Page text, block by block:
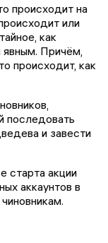
происходит на
или
как
явным. Причём,
происходит, как
последовать
и завести
старта акции
аккаунтов в